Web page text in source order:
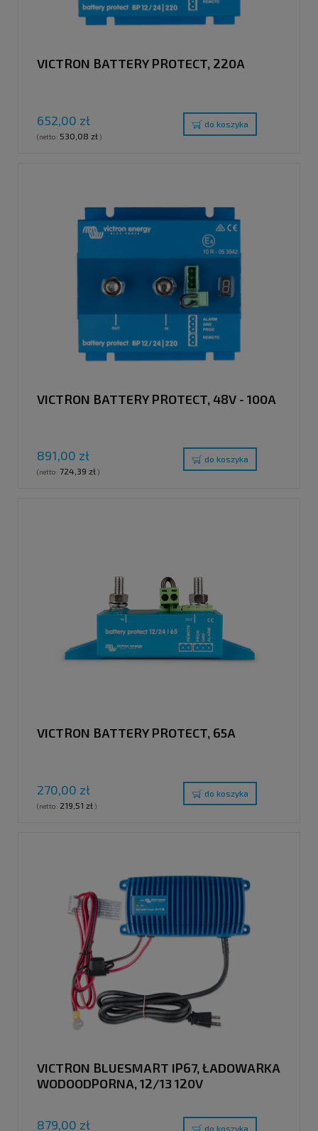
VICTRON BATTERY PROTECT, 220A
652,00 zł
(netto: 530,08 zł)
do koszyka
VICTRON BATTERY PROTECT, 48V - 100A
891,00 zł
(netto: 724,39 zł)
do koszyka
VICTRON BATTERY PROTECT, 65A
270,00 zł
(netto: 219,51 zł)
do koszyka
VICTRON BLUESMART IP67, ŁADOWARKA
WODOODPORNA, 12/13 120V
879,00 zł do koszyka